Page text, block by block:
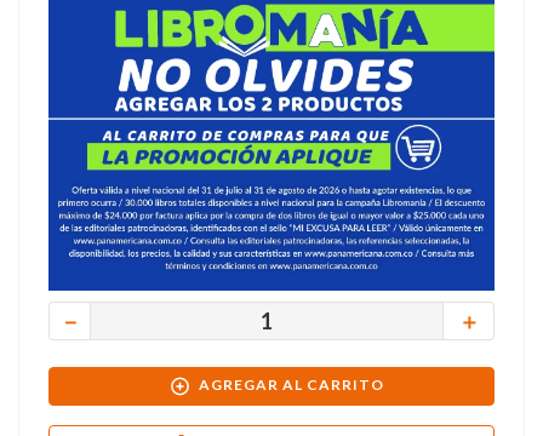
＋
－
AGREGAR AL CARRITO